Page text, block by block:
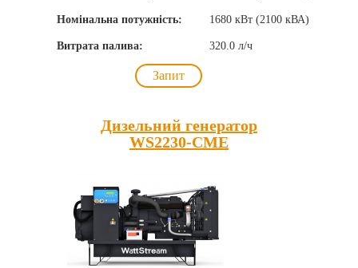
Номінальна потужність: 1680 кВт (2100 кВА)
Витрата палива: 320.0 л/ч
Запит
Дизельний генератор
WS2230-CME